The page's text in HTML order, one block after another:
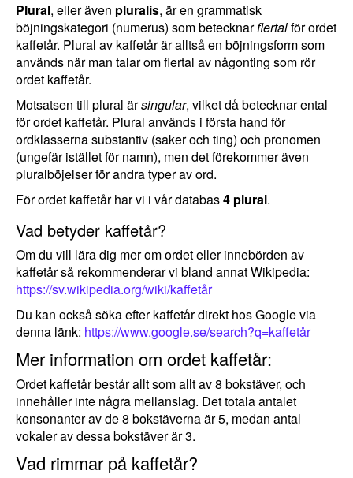
Plural, eller även pluralis, är en grammatisk
böjningskategori (numerus) som betecknarflertalför ordet
kaffetår. Plural av kaffetår är alltså en böjningsform som
används när man talar om flertal av någonting som rör
ordet kaffetår.
Motsatsen till plural ärsingular, vilket då betecknar ental
för ordet kaffetår. Plural används i första hand för
ordklasserna substantiv (saker och ting) och pronomen
(ungefär istället för namn), men det förekommer även
pluralböjelser för andra typer av ord.
För ordet kaffetår har vi i vår databas4 plural.
Vad betyder kaffetår?
Om du vill lära dig mer om ordet eller innebörden av
kaffetår så rekommenderar vi bland annat Wikipedia:
https://sv.wikipedia.org/wiki/kaffetår
Du kan också söka efter kaffetår direkt hos Google via
denna länk: https://www.google.se/search?q=kaffetår
Mer information om ordet kaffetår:
Ordet kaffetår består allt som allt av 8 bokstäver, och
innehåller inte några mellanslag. Det totala antalet
konsonanter av de 8 bokstäverna är 5, medan antal
vokaler av dessa bokstäver är 3.
Vad rimmar på kaffetår?